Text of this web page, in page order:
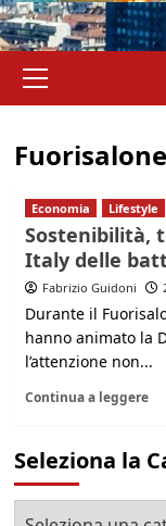
principale
Fuorisalone
Economia Lifestyle
Sostenibilità,
Italy delle
Fabrizio Guidoni
Durante il
hanno animato la
l’attenzione non...
Continua a leggere
Seleziona la